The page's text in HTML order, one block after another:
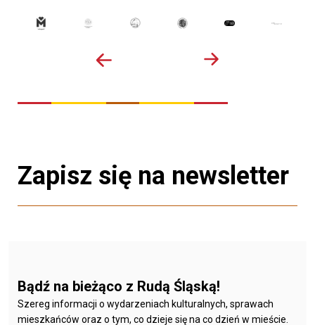
Zapisz się na newsletter
Bądź na bieżąco z Rudą Śląską!
Szereg informacji o wydarzeniach kulturalnych, sprawach
mieszkańców oraz o tym, co dzieje się na co dzień w mieście.